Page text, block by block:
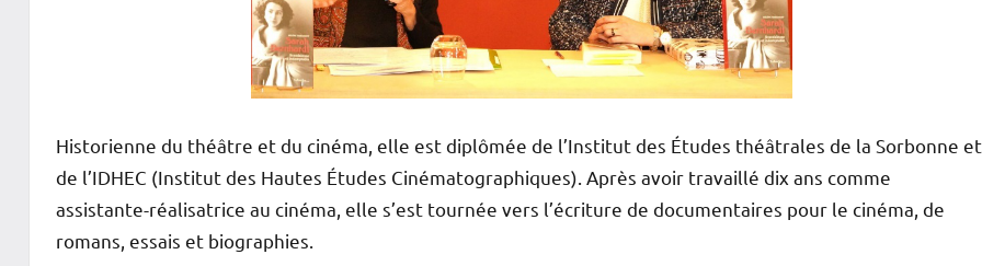
Historienne du théâtre et du cinéma, elle est diplômée de l’Institut des Études théâtrales de la Sorbonne et
de l’IDHEC (Institut des Hautes Études Cinématographiques). Après avoir travaillé dix ans comme
assistante-réalisatrice au cinéma, elle s’est tournée vers l’écriture de documentaires pour le cinéma, de
romans, essais et biographies.